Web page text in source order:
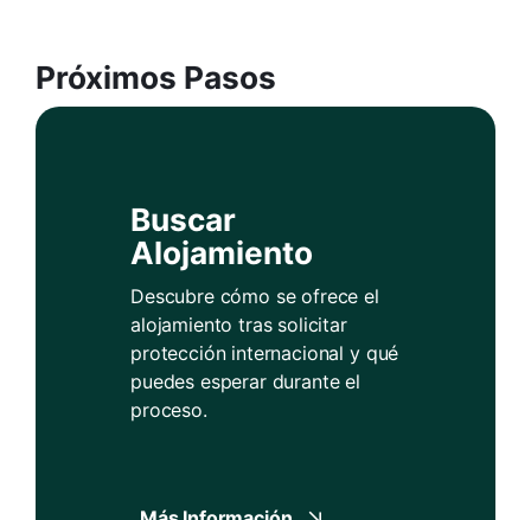
Próximos Pasos
Buscar
Alojamiento
Descubre cómo se ofrece el
alojamiento tras solicitar
protección internacional y qué
puedes esperar durante el
proceso.